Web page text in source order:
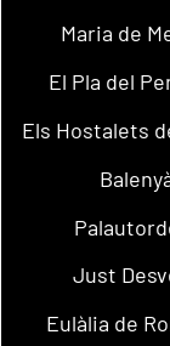
Maria de
El Pla del
Els Hostalets
Just
Eulàlia de